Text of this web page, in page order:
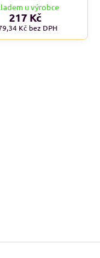
u výrobce
217 Kč
Kč bez DPH